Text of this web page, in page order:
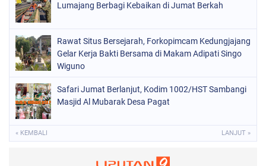
Lumajang Berbagi Kebaikan di Jumat Berkah
Rawat Situs Bersejarah, Forkopimcam Kedungjajang
Gelar Kerja Bakti Bersama di Makam Adipati Singo
Wiguno
Safari Jumat Berlanjut, Kodim 1002/HST Sambangi
Masjid Al Mubarak Desa Pagat
« KEMBALI LANJUT »